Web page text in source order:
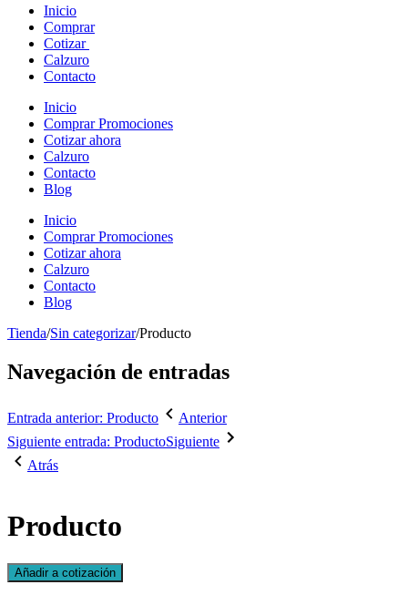
Inicio
Comprar
Cotizar
Calzuro
Contacto
Inicio
Comprar Promociones
Cotizar ahora
Calzuro
Contacto
Blog
Inicio
Comprar Promociones
Cotizar ahora
Calzuro
Contacto
Blog
Tienda/Sin categorizar/Producto
Navegación de entradas
Entrada anterior: Producto
Anterior
Siguiente entrada: ProductoSiguiente
Atrás
Producto
Añadir a cotización